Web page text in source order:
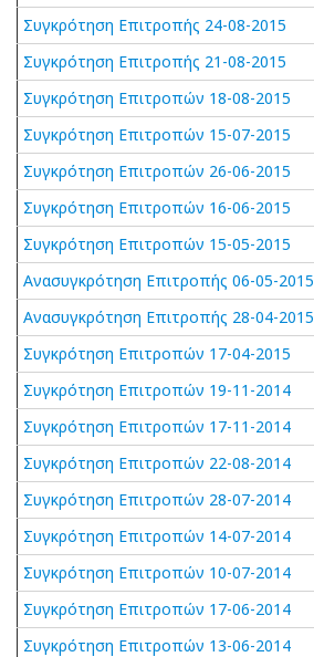
Συγκρότηση Επιτροπής 24-08-2015
Συγκρότηση Επιτροπής 21-08-2015
Συγκρότηση Επιτροπών 18-08-2015
Συγκρότηση Επιτροπών 15-07-2015
Συγκρότηση Επιτροπών 26-06-2015
Συγκρότηση Επιτροπών 16-06-2015
Συγκρότηση Επιτροπών 15-05-2015
Ανασυγκρότηση Επιτροπής 06-05-2015
Ανασυγκρότηση Επιτροπής 28-04-2015
Συγκρότηση Επιτροπών 17-04-2015
Συγκρότηση Επιτροπών 19-11-2014
Συγκρότηση Επιτροπών 17-11-2014
Συγκρότηση Επιτροπών 22-08-2014
Συγκρότηση Επιτροπών 28-07-2014
Συγκρότηση Επιτροπών 14-07-2014
Συγκρότηση Επιτροπών 10-07-2014
Συγκρότηση Επιτροπών 17-06-2014
Συγκρότηση Επιτροπών 13-06-2014